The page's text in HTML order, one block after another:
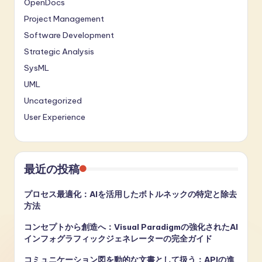
OpenDocs
Project Management
Software Development
Strategic Analysis
SysML
UML
Uncategorized
User Experience
最近の投稿
プロセス最適化：AIを活用したボトルネックの特定と除去
方法
コンセプトから創造へ：Visual Paradigmの強化されたAI
インフォグラフィックジェネレーターの完全ガイド
コミュニケーション図を動的な文書として扱う：APIの進